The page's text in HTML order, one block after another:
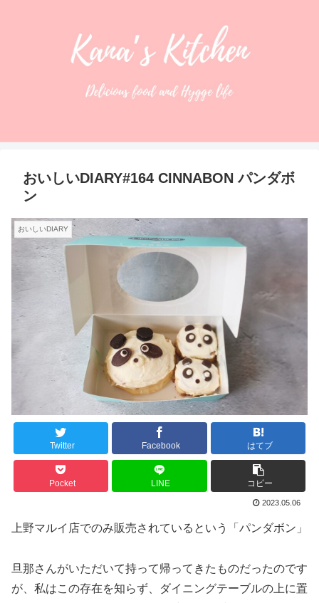
おいしいDIARY#164 CINNABON パンダボ
ン
おいしいDIARY
Twitter Facebook はてブ
Pocket LINE コピー
2023.05.06
上野マルイ店でのみ販売されているという「パンダボン」
旦那さんがいただいて持って帰ってきたものだったのです
が、私はこの存在を知らず、ダイニングテーブルの上に置